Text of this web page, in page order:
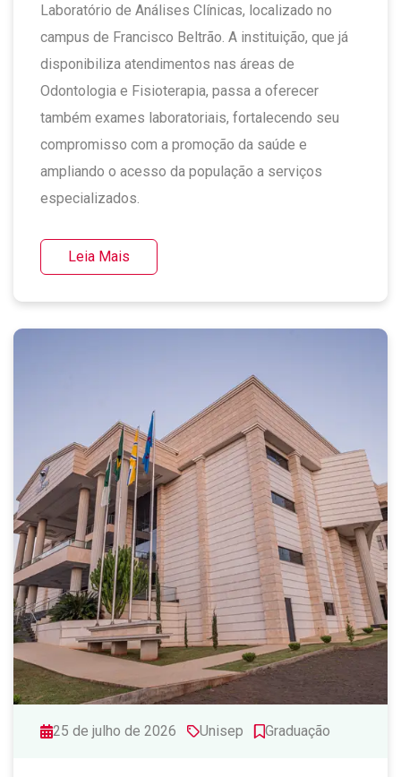
Laboratório de Análises Clínicas, localizado no
campus de Francisco Beltrão. A instituição, que já
disponibiliza atendimentos nas áreas de
Odontologia e Fisioterapia, passa a oferecer
também exames laboratoriais, fortalecendo seu
compromisso com a promoção da saúde e
ampliando o acesso da população a serviços
especializados.
Leia Mais
25 de julho de 2026 Unisep Graduação